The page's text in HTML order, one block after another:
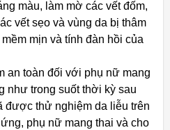
màu, làm mờ các vết đốm,
vết sẹo và vùng da bị thâm
mịn và tính đàn hồi của
an toàn đối với phụ nữ mang
như trong suốt thời kỳ sau
được thử nghiệm da liễu trên
phụ nữ mang thai và cho